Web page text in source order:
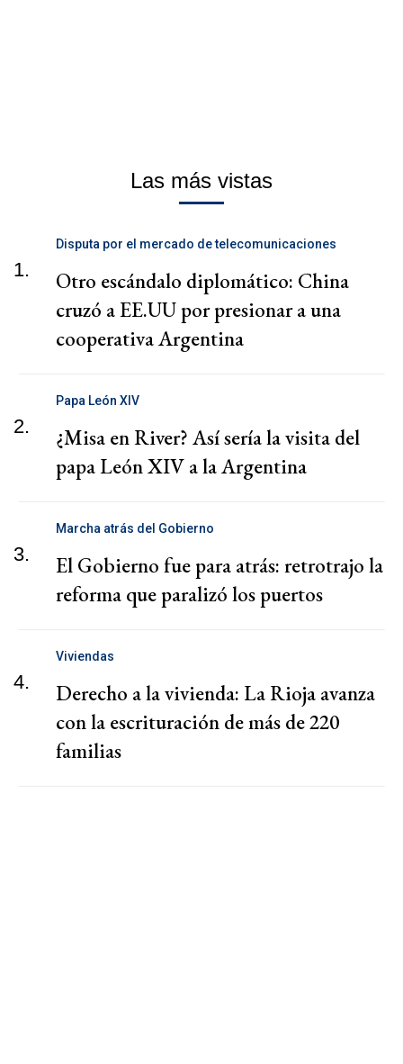
Las más vistas
1.
Disputa por el mercado de telecomunicaciones
Otro escándalo diplomático: China
cruzó a EE.UU por presionar a una
cooperativa Argentina
2.
Papa León XIV
¿Misa en River? Así sería la visita del
papa León XIV a la Argentina
3.
Marcha atrás del Gobierno
El Gobierno fue para atrás: retrotrajo la
reforma que paralizó los puertos
4.
Viviendas
Derecho a la vivienda: La Rioja avanza
con la escrituración de más de 220
familias